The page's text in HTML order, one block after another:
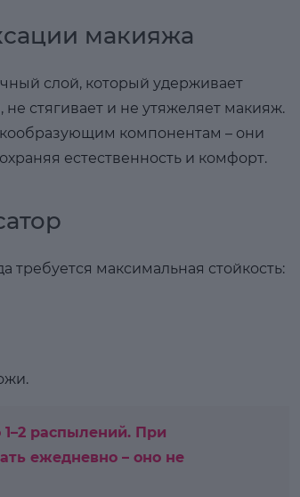
макияжа
слой, который удерживает
стягивает и не утяжеляет макияж.
компонентам – они
естественность и комфорт.
максимальная стойкость:
распылений. При
ежедневно – оно не